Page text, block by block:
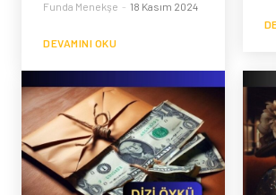
Funda Menekşe - 18 Kasım 2024
DEVAMINI OKU